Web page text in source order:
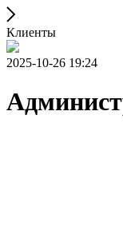
Клиенты
2025-10-26 19:24